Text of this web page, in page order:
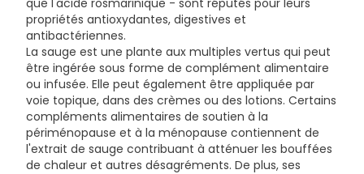
propriétés antioxydantes, digestives et
antibactériennes.
La sauge est une plante aux multiples vertus qui peut
être ingérée sous forme de complément alimentaire
ou infusée. Elle peut également être appliquée par
voie topique, dans des crèmes ou des lotions. Certains
compléments alimentaires de soutien à la
périménopause et à la ménopause contiennent de
l'extrait de sauge contribuant à atténuer les bouffées
de chaleur et autres désagréments. De plus, ses